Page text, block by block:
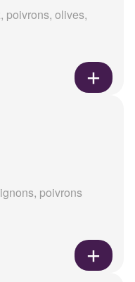
poivrons, olives,
poivrons